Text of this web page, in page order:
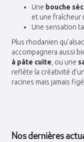
Une bouche
et une fraîcheur
Une sensation
Plus rhodanien
accompagnera aussi
à pâte cuite , ou une
reflète la créativité
racines mais jamais
Nos dernières